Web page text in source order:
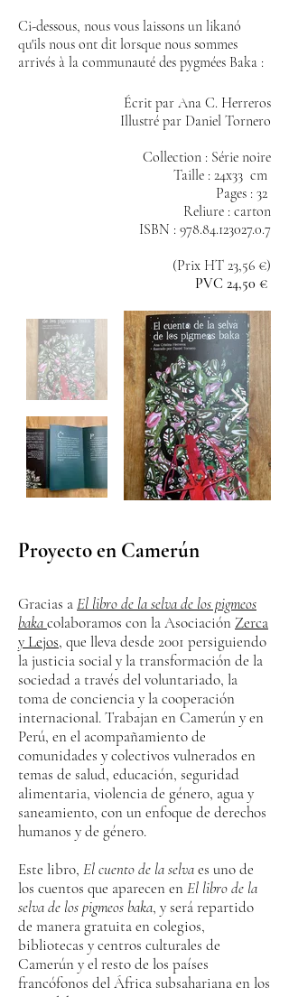
Ci-dessous, nous vous laissons un likanó
qu'ils nous ont dit lorsque nous sommes
arrivés à la communauté des pygmées Baka :
Écrit par Ana C. Herreros
Illustré par Daniel Tornero
Collection : Série noire
Taille : 24x33 cm
Pages : 32
Reliure : carton
ISBN : 978.84.123027.0.7
(Prix HT 23,56 €)
PVC 24,50 €
Proyecto en Camerún
Gracias aEl libro de la selva de los pigmeos
bakacolaboramos con la Asociación Zerca
y Lejos, que lleva desde 2001 persiguiendo
la justicia social y la transformación de la
sociedad a través del voluntariado, la
toma de conciencia y la cooperación
internacional. Trabajan en Camerún y en
Perú, en el acompañamiento de
comunidades y colectivos vulnerados en
temas de salud, educación, seguridad
alimentaria, violencia de género, agua y
saneamiento, con un enfoque de derechos
humanos y de género.
Este libro, El cuento de la selvaes uno de
los cuentos que aparecen en El libro de la
selva de los pigmeos baka, y será repartido
de manera gratuita en colegios,
bibliotecas y centros culturales de
Camerún y el resto de los países
francófonos del África subsahariana en los